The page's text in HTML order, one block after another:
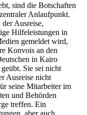
sind die Botschaften
Anlaufpunkt.
Ausreise,
Hilfeleistungen in
gemeldet wird,
Konvois an den
in Kairo
Sie sei nicht
Ausreise nicht
seine Mitarbeiter im
und Behörden
treffen. Ein
aber auch